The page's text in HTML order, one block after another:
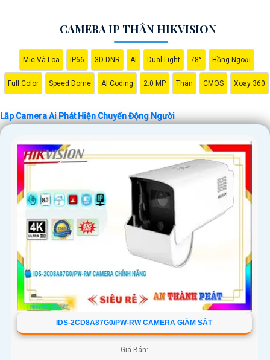
CAMERA IP THÂN HIKVISION
Mic Và Loa IP66 3D DNR AI Dual Light 78° Hồng Ngoại
Full Color Speed Dome AI Coding 2.0 MP Thân CMOS Xoay 360
Lắp Camera Ai Phát Hiện Chuyển Động Người
IDS-2CD8A87G0/PW-RW CAMERA GIÁM SÁT
Giá Bán: